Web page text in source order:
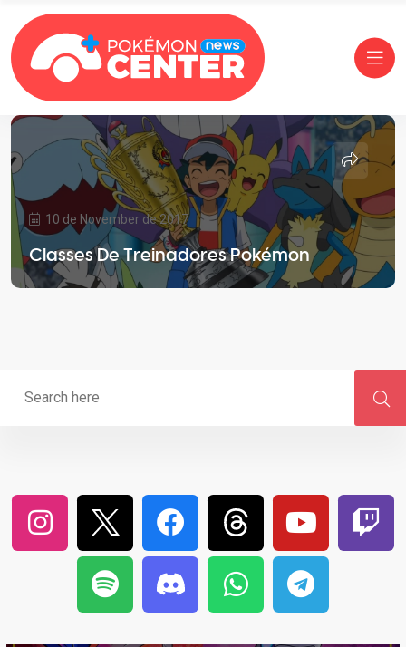
10 de November de 2017
Classes De Treinadores Pokémon